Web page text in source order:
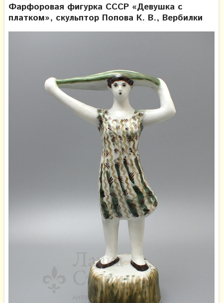
Фарфоровая фигурка СССР «Девушка с
платком», скульптор Попова К. В., Вербилки